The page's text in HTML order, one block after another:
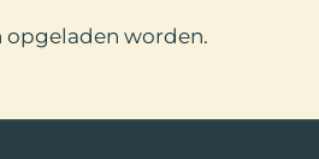
opgeladen worden.